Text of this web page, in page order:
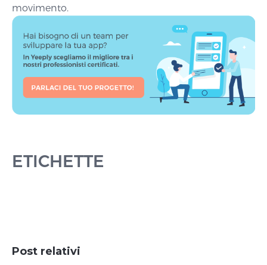
movimento.
ETICHETTE
Post relativi